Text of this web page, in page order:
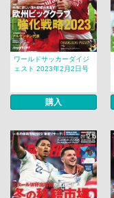
ワールドサッカーダイジ
ェスト 2023年2月2日号
購入